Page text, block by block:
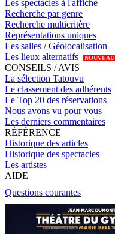
Les spectacles à l'affiche
Recherche par genre
Recherche multicritère
Représentations uniques
Les salles /Géolocalisation
Les lieux alternatifs
NOUVEAU
CONSEILS / AVIS
La sélection Tatouvu
Le classement des adhérents
Le Top 20 des réservations
Nous avons vu pour vous
Les derniers commentaires
RÉFÉRENCE
Historique des articles
Historique des spectacles
Les artistes
AIDE
Questions courantes